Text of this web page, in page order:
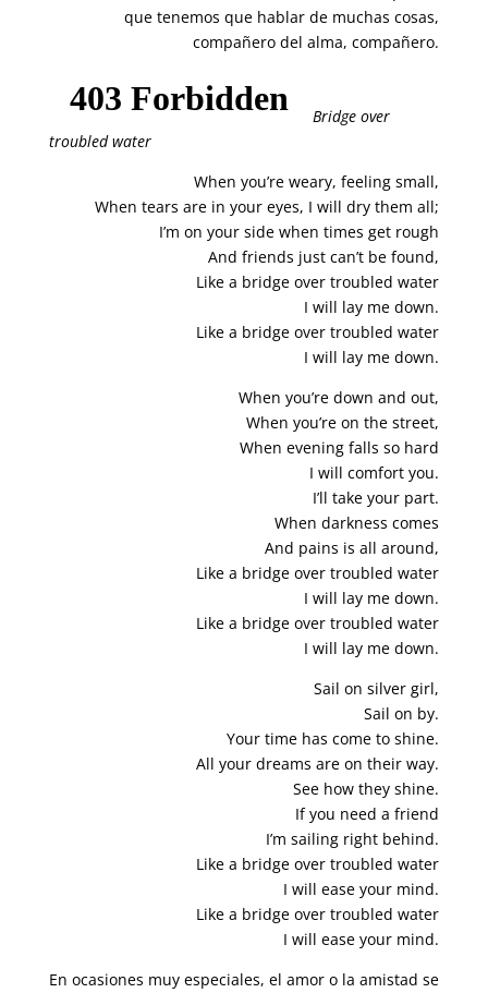
que tenemos que hablar de muchas cosas,
compañero del alma, compañero.
Bridge over
troubled water
When you’re weary, feeling small,
When tears are in your eyes, I will dry them all;
I’m on your side when times get rough
And friends just can’t be found,
Like a bridge over troubled water
I will lay me down.
Like a bridge over troubled water
I will lay me down.
When you’re down and out,
When you’re on the street,
When evening falls so hard
I will comfort you.
I’ll take your part.
When darkness comes
And pains is all around,
Like a bridge over troubled water
I will lay me down.
Like a bridge over troubled water
I will lay me down.
Sail on silver girl,
Sail on by.
Your time has come to shine.
All your dreams are on their way.
See how they shine.
If you need a friend
I’m sailing right behind.
Like a bridge over troubled water
I will ease your mind.
Like a bridge over troubled water
I will ease your mind.
En ocasiones muy especiales, el amor o la amistad se